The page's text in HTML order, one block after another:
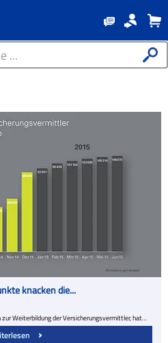
knacken die...
Weiterbildung der Versicherungsvermittler, hat…